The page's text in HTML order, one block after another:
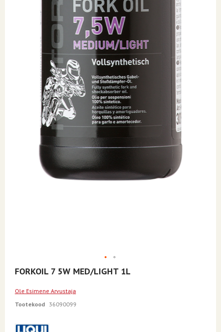
Skip
to
beginning
of
gallery
FORKOIL 7 5W MED/LIGHT 1L
Ole Esimene Arvustaja
Tootekood 36090099